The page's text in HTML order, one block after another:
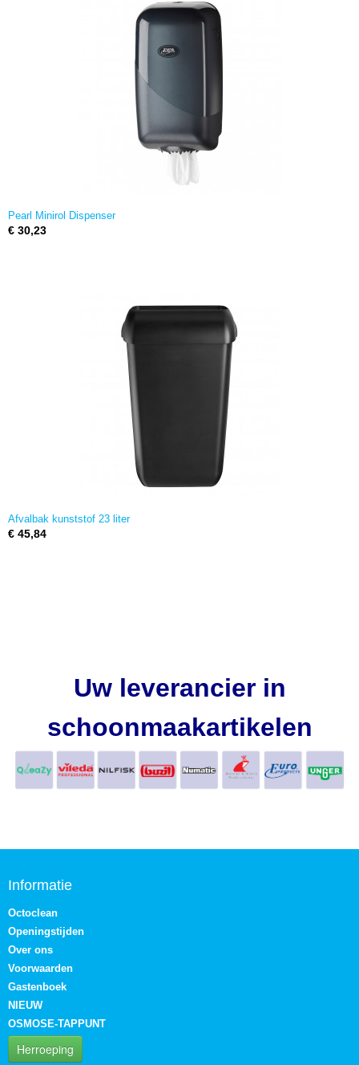
Pearl Minirol Dispenser
€ 30,23
Afvalbak kunststof 23 liter
€ 45,84
Uw leverancier in
schoonmaakartikelen
Informatie
Octoclean
Openingstijden
Over ons
Voorwaarden
Gastenboek
NIEUW
OSMOSE-TAPPUNT
Herroeping